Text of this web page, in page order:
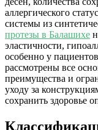
аллергического
системы из
протезы в Балашихе
эластичности,
особенно у
рассмотрены все
преимущества и
уходу за
сохранить здоровье